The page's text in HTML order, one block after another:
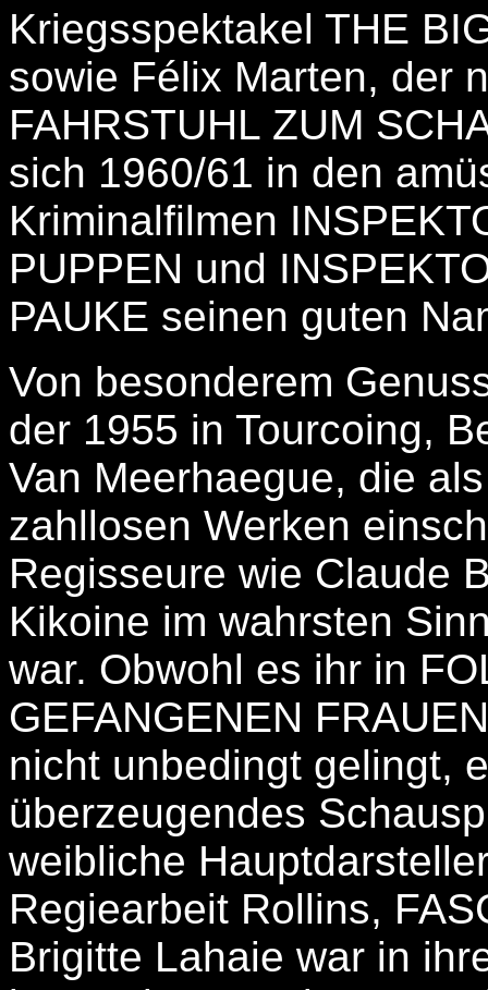
Kriegsspektakel THE
sowie Félix Marten, der
FAHRSTUHL ZUM
sich 1960/61 in den
Kriminalfilmen
PUPPEN und
PAUKE seinen guten
Von besonderem
der 1955 in Tourcoing,
Van Meerhaegue, die
zahllosen Werken
Regisseure wie Claude
Kikoine im wahrsten
war. Obwohl es ihr in
GEFANGENEN
nicht unbedingt gelingt,
überzeugendes
weibliche
Regiearbeit Rollins,
Brigitte Lahaie war in